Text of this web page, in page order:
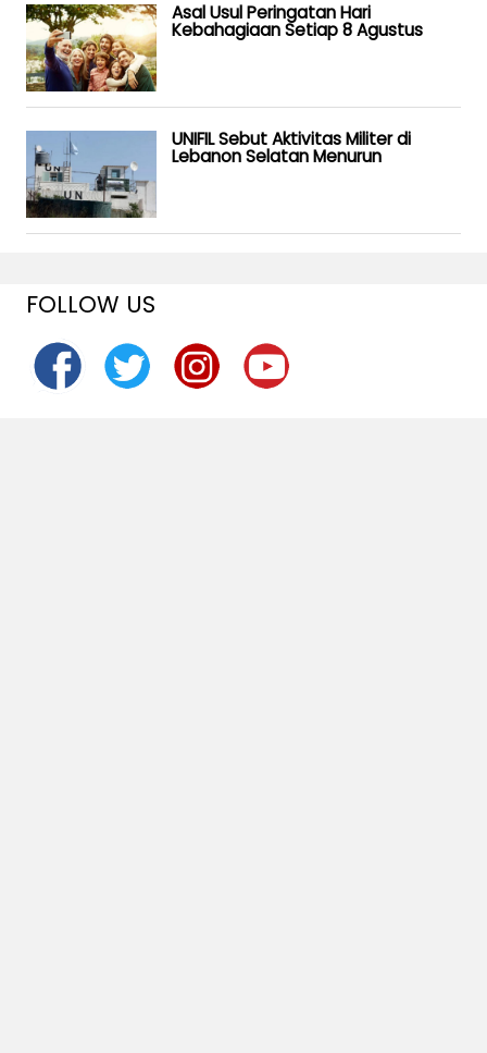
Asal Usul Peringatan Hari
Kebahagiaan Setiap 8 Agustus
UNIFIL Sebut Aktivitas Militer di
Lebanon Selatan Menurun
FOLLOW US